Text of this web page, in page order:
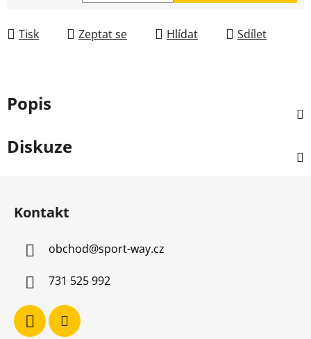
Tisk Zeptat se Hlídat Sdílet
Popis
Diskuze
Kontakt
obchod@sport-way.cz
731 525 992